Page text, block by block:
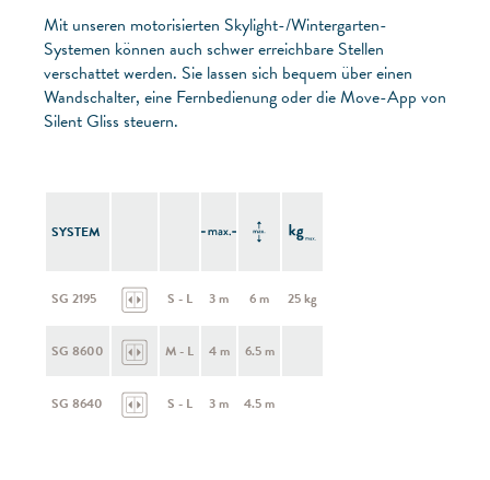
Mit unseren motorisierten Skylight-/Wintergarten-
Systemen können auch schwer erreichbare Stellen
verschattet werden. Sie lassen sich bequem über einen
Wandschalter, eine Fernbedienung oder die Move-App von
Silent Gliss steuern.
SYSTEM
SG 2195 S - L 3 m 6 m 25 kg
SG 8600 M - L 4 m 6.5 m
SG 8640 S - L 3 m 4.5 m